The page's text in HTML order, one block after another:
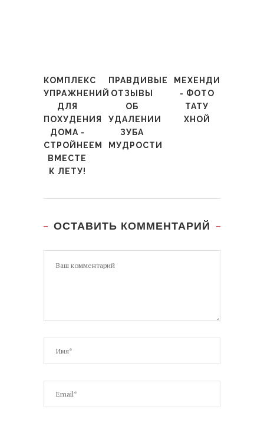
КОМПЛЕКС
УПРАЖНЕНИЙ
ДЛЯ
ПОХУДЕНИЯ
ДОМА -
СТРОЙНЕЕМ
ВМЕСТЕ
К ЛЕТУ!
ПРАВДИВЫЕ
ОТЗЫВЫ
ОБ
УДАЛЕНИИ
ЗУБА
МУДРОСТИ
МЕХЕНДИ
- ФОТО
ТАТУ
ХНОЙ
ОСТАВИТЬ КОММЕНТАРИЙ